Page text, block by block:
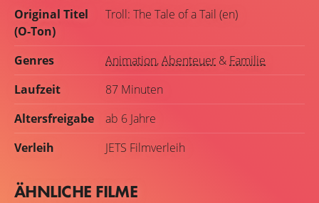
Original Titel
(O-Ton)
Troll: The Tale of a Tail (en)
Genres Animation,Abenteuer & Familie
Laufzeit
87 Minuten
Altersfreigabe
ab 6 Jahre
Verleih
JETS Filmverleih
ÄHNLICHE FILME